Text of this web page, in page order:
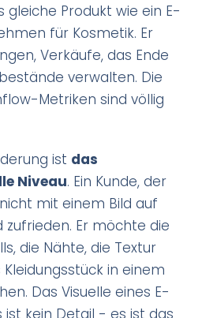
Produkt wie ein E-
für Kosmetik. Er
Verkäufe, das Ende
verwalten. Die
Metriken sind völlig
ist das
Niveau. Ein Kunde, der
mit einem Bild auf
Er möchte die
die Nähte, die Textur
in einem
Das Visuelle eines E-
kein Detail - es ist das